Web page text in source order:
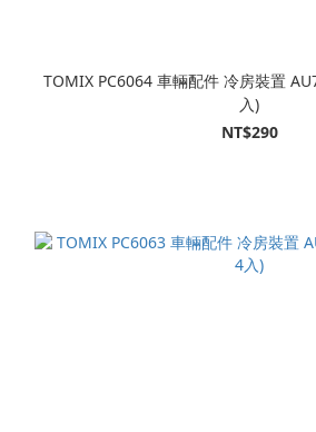
TOMIX PC6064 車輛配件 冷房裝置
入)
NT$290